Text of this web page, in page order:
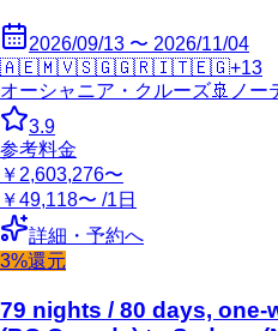
2026/09/13 〜 2026/11/04
🇦🇪🇲🇻🇸🇬🇬🇷🇮🇹🇪🇬+13
オーシャニア・クルーズ🚢 ノー
3.9
参考料金
￥2,603,276〜
￥49,118〜 /1日
詳細・予約へ
3%還元
79 nights / 80 days,